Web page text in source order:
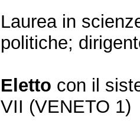
Laurea in
politiche;
Eletto con il
VII (VENETO 1)